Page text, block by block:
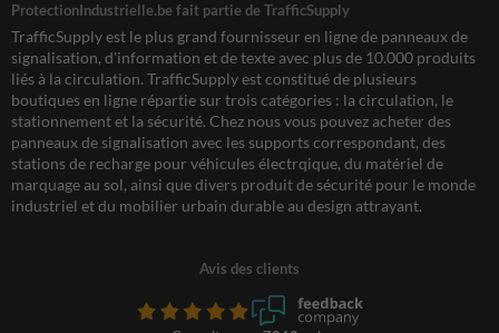
ProtectionIndustrielle.be fait partie de TrafficSupply
TrafficSupply est le plus grand fournisseur en ligne de panneaux de
signalisation, d'information et de texte avec plus de 10.000 produits
liés à la circulation. TrafficSupply est constitué de plusieurs
boutiques en ligne répartie sur trois catégories : la circulation, le
stationnement et la sécurité. Chez nous vous pouvez acheter des
panneaux de signalisation avec les supports correspondant, des
stations de recharge pour véhicules électrqique, du matériel de
marquage au sol, ainsi que divers produit de sécurité pour le monde
industriel et du mobilier urbain durable au design attrayant.
Avis des clients